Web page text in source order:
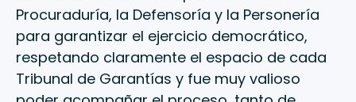
Procuraduría, la Defensoría y la Personería
para garantizar el ejercicio democrático,
respetando claramente el espacio de cada
Tribunal de Garantías y fue muy valioso